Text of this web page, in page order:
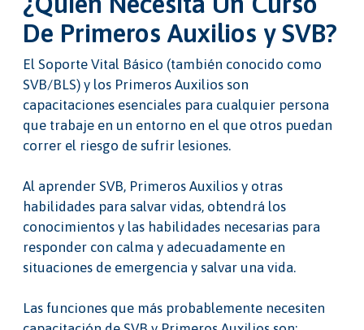
De Primeros Auxilios y SVB?
El Soporte Vital Básico (también conocido como
SVB/BLS) y los Primeros Auxilios son
capacitaciones esenciales para cualquier persona
que trabaje en un entorno en el que otros puedan
correr el riesgo de sufrir lesiones.
Al aprender SVB, Primeros Auxilios y otras
habilidades para salvar vidas, obtendrá los
conocimientos y las habilidades necesarias para
responder con calma y adecuadamente en
situaciones de emergencia y salvar una vida.
Las funciones que más probablemente necesiten